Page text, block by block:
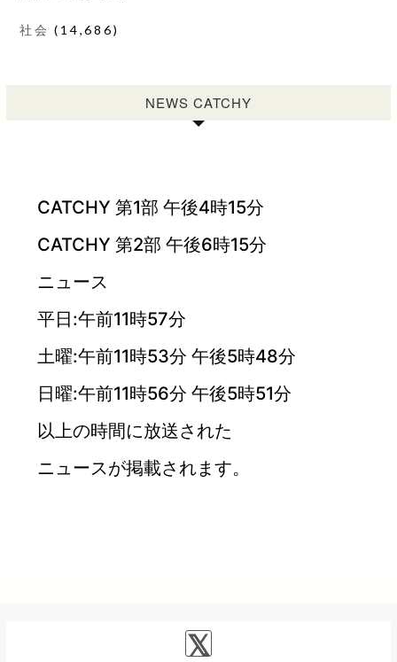
社会 (14,686)
NEWS CATCHY
CATCHY 第1部 午後4時15分
CATCHY 第2部 午後6時15分
ニュース
平日:午前11時57分
土曜:午前11時53分 午後5時48分
日曜:午前11時56分 午後5時51分
以上の時間に放送された
ニュースが掲載されます。